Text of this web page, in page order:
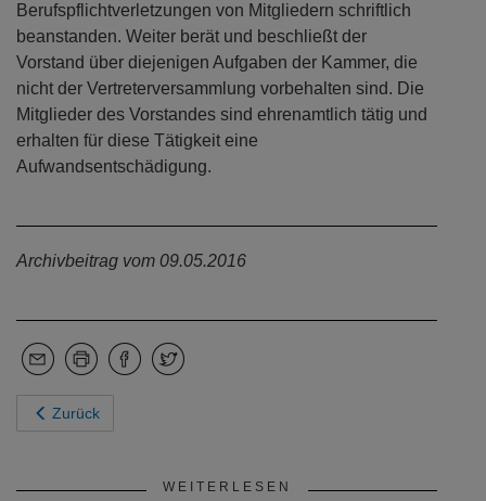
Berufspflichtverletzungen von Mitgliedern schriftlich
beanstanden. Weiter berät und beschließt der
Vorstand über diejenigen Aufgaben der Kammer, die
nicht der Vertreterversammlung vorbehalten sind. Die
Mitglieder des Vorstandes sind ehrenamtlich tätig und
erhalten für diese Tätigkeit eine
Aufwandsentschädigung.
Archivbeitrag vom 09.05.2016
Zurück
WEITERLESEN